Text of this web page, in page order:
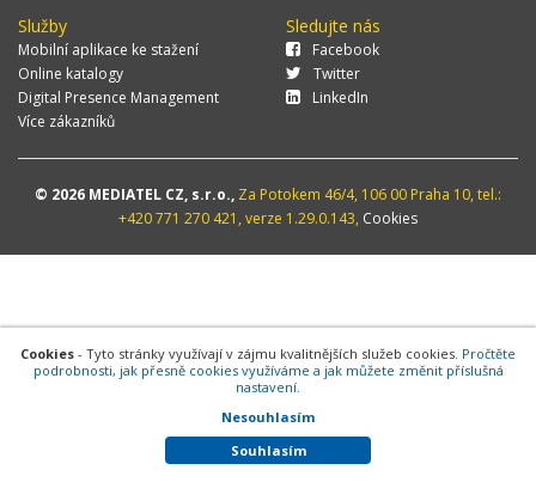
Služby
Mobilní aplikace ke stažení
Online katalogy
Digital Presence Management
Více zákazníků
Sledujte nás
Facebook
Twitter
LinkedIn
© 2026 MEDIATEL CZ, s.r.o., Za Potokem 46/4, 106 00 Praha 10, tel.:
+420 771 270 421, verze 1.29.0.143, Cookies
Cookies - Tyto stránky využívají v zájmu kvalitnějších služeb cookies. Pročtěte
podrobnosti, jak přesně cookies využíváme a jak můžete změnit příslušná
nastavení.
Nesouhlasím
Souhlasím